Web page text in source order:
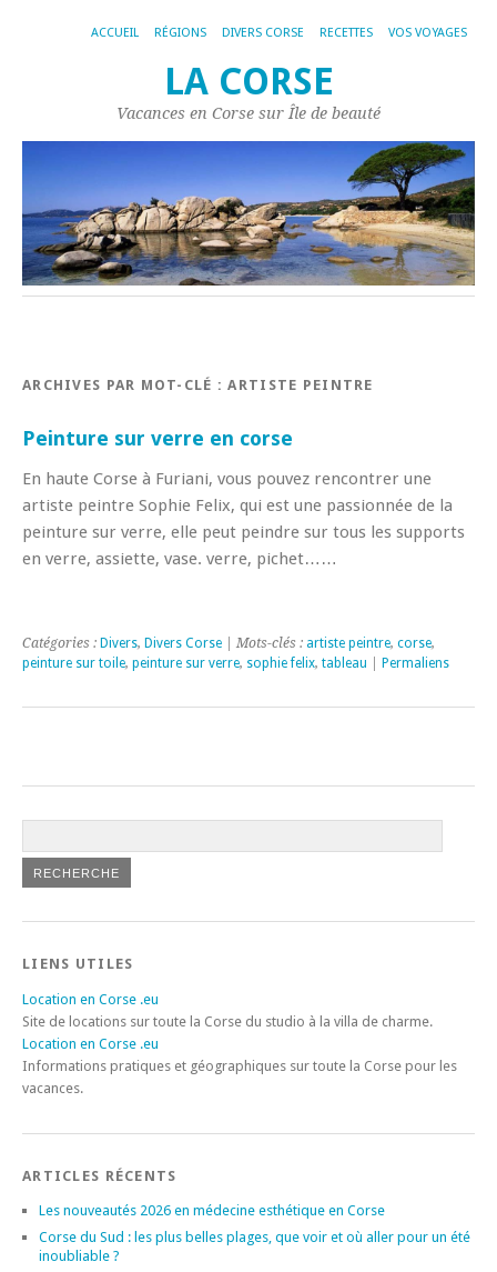
ACCUEIL RÉGIONS DIVERS CORSE RECETTES VOS VOYAGES
LA CORSE
Vacances en Corse sur Île de beauté
ARCHIVES PAR MOT-CLÉ :ARTISTE PEINTRE
Peinture sur verre en corse
En haute Corse à Furiani, vous pouvez rencontrer une
artiste peintre Sophie Felix, qui est une passionnée de la
peinture sur verre, elle peut peindre sur tous les supports
en verre, assiette, vase. verre, pichet……
Catégories : Divers, Divers Corse | Mots-clés : artiste peintre, corse,
peinture sur toile, peinture sur verre, sophie felix, tableau Permaliens
LIENS UTILES
Location en Corse .eu
Site de locations sur toute la Corse du studio à la villa de charme.
Location en Corse .eu
Informations pratiques et géographiques sur toute la Corse pour les
vacances.
ARTICLES RÉCENTS
Les nouveautés 2026 en médecine esthétique en Corse
Corse du Sud : les plus belles plages, que voir et où aller pour un été
inoubliable ?